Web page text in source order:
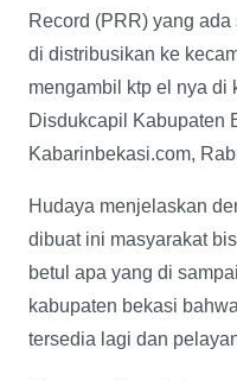
Record (PRR) yang
di distribusikan ke
mengambil ktp el nya di
Disdukcapil Kabupaten
Kabarinbekasi.com,
Hudaya menjelaskan
dibuat ini masyarakat
betul apa yang di
kabupaten bekasi
tersedia lagi dan